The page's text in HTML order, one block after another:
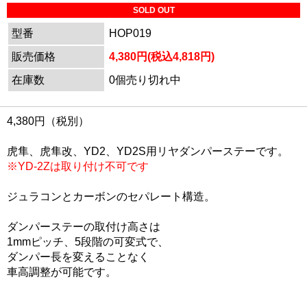
SOLD OUT
型番
HOP019
販売価格
4,380円(税込4,818円)
在庫数
0個売り切れ中
4,380円（税別）
虎隼、虎隼改、YD2、YD2S用リヤダンパーステーです。
※YD-2Zは取り付け不可です
ジュラコンとカーボンのセパレート構造。
ダンパーステーの取付け高さは
1mmピッチ、5段階の可変式で、
ダンパー長を変えることなく
車高調整が可能です。